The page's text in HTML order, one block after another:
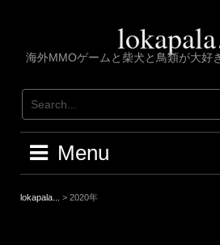
海外MMOゲームと柴犬と鳥類が大好
Menu
lokapala... > 2020年